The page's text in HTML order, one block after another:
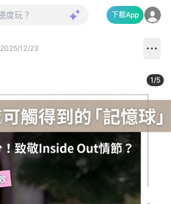
下載App
2025/12/23
1/5